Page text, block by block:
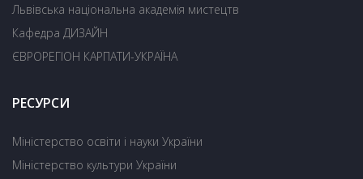
Львівська національна академія мистецтв
Кафедра ДИЗАЙН
ЄВРОРЕГІОН КАРПАТИ-УКРАЇНА
РЕСУРСИ
Міністерство освіти і науки України
Міністерство культури України